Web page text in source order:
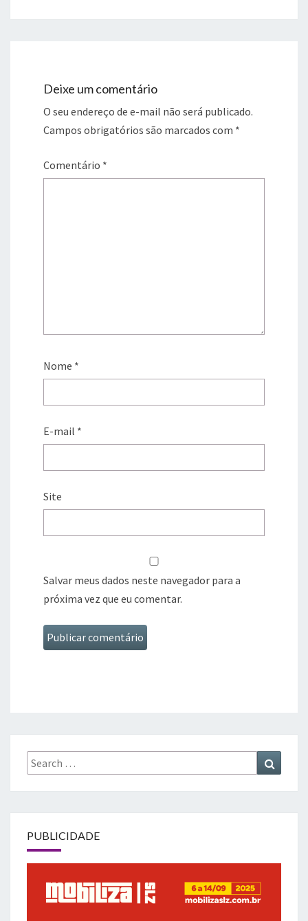
Deixe um comentário
O seu endereço de e-mail não será publicado.
Campos obrigatórios são marcados com *
Comentário *
Nome *
E-mail *
Site
Salvar meus dados neste navegador para a
próxima vez que eu comentar.
Search
for:
PUBLICIDADE